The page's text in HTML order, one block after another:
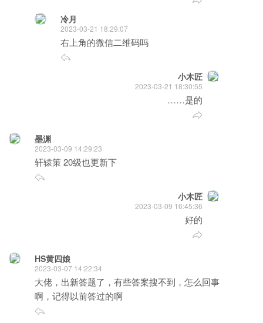
冷月
2023-03-21 18:29:07
右上角的微信二维码吗
小木匠
2023-03-21 18:30:55
……是的
墨渊
2023-03-09 14:29:23
轩辕策 20级也更新下
小木匠
2023-03-09 16:45:36
好的
HS黄四娘
2023-03-07 14:22:34
大佬，出新答题了，有些答案搜不到，怎么回事
啊，记得以前答过的啊